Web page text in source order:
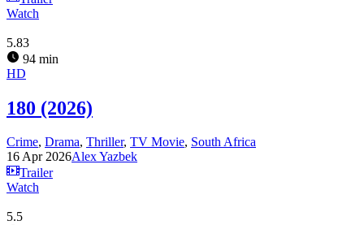
Watch
5.83
94 min
HD
180 (2026)
Crime, Drama, Thriller, TV Movie, South Africa
16 Apr 2026Alex Yazbek
Trailer
Watch
5.5